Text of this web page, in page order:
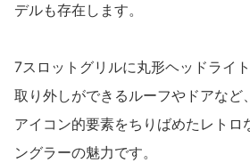
デルも存在します。
7スロットグリルに丸形ヘッドライ
取り外しができるルーフやドアなど
アイコン的要素をちりばめたレトロ
ングラーの魅力です。